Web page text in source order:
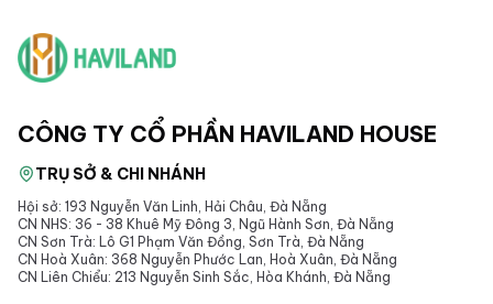
CÔNG TY CỔ PHẦN HAVILAND HOUSE
TRỤ SỞ & CHI NHÁNH
Hội sở: 193 Nguyễn Văn Linh, Hải Châu, Đà Nẵng
CN NHS: 36 - 38 Khuê Mỹ Đông 3, Ngũ Hành Sơn, Đà Nẵng
CN Sơn Trà: Lô G1 Phạm Văn Đồng, Sơn Trà, Đà Nẵng
CN Hoà Xuân: 368 Nguyễn Phước Lan, Hoà Xuân, Đà Nẵng
CN Liên Chiểu: 213 Nguyễn Sinh Sắc, Hòa Khánh, Đà Nẵng